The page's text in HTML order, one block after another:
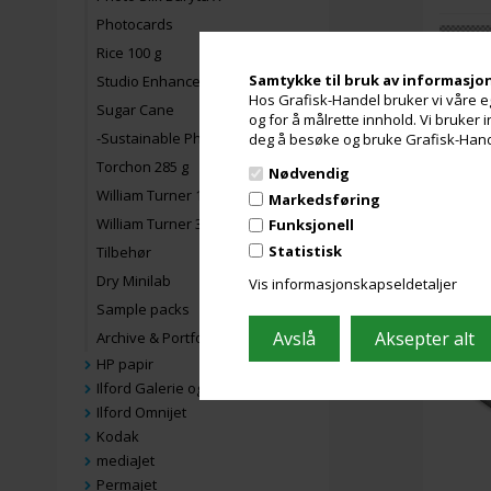
Samtykke til bruk av
Hos Grafisk-Handel bruker vi våre
og for å målrette innhold. Vi
deg å besøke og bruke Grafisk-
Nødvendig
Markedsføring
Funksjonell
Statistisk
Vis informasjonskapseldetaljer
Photocards
Rice 100 g
Studio Enhanced 210 gram
Sugar Cane
-Sustainable Photo Satin
Torchon 285 g
William Turner 190 g
William Turner 310 g
Tilbehør
Dry Minilab
Sample packs
Archive & Portfolio
HP papir
Ilford Galerie og Fine Art
Ilford Omnijet
Kodak
mediaJet
Permajet